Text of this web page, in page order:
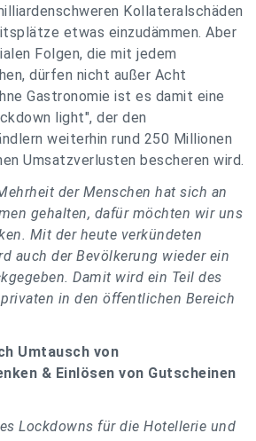
Kollateralschäden
etwas einzudämmen. Aber
Folgen, die mit jedem
dürfen nicht außer Acht
Gastronomie ist es damit eine
light", der den
weiterhin rund 250 Millionen
Umsatzverlusten bescheren wird.
der Menschen hat sich an
gehalten, dafür möchten wir uns
Mit der heute verkündeten
auch der Bevölkerung wieder ein
Damit wird ein Teil des
in den öffentlichen Bereich
Umtausch von
& Einlösen von Gutscheinen
Lockdowns für die Hotellerie und